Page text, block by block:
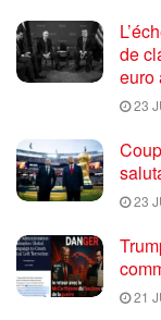
de
euro
23
23
21